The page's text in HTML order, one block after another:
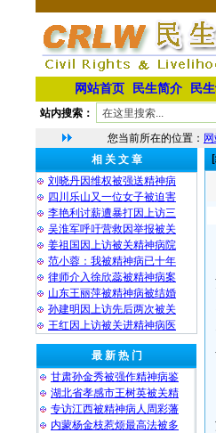
网站首页 民生简介 民
站内搜索：
您当前所在的位置：
相 关 文 章
刘晓丹因维权被强送精神病
四川乐山又一位女子被迫害
李艳利讨薪遭暴打因上访三
吴淮军呼吁营救因举报被关
姜祖国因上访被关精神病院
范小蓉：我被精神病已十年
律师介入徐欣蕊被精神病案
山东王丽萍被精神病被结婚
孙建明因上访先后两次被关
王红因上访被关进精神病医
最 新 热 门
甘肃孙金秀被强作精神病鉴
湖北省孝感市王树英被关精
专访江西被精神病人周彩藩
内蒙杨金枝惹烦最高法被多